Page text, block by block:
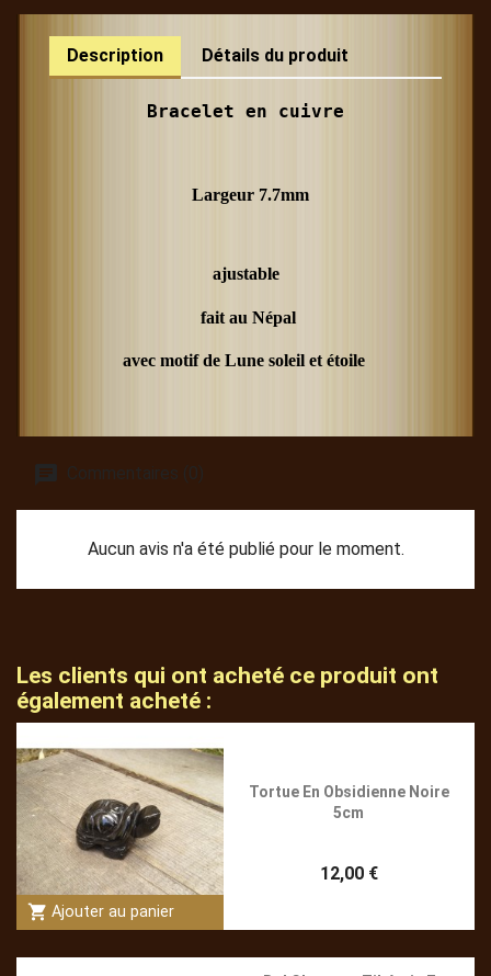
Description Détails du produit
Bracelet en cuivre
  Largeur 7.7mm
ajustable
fait au Népal
avec motif de Lune soleil et étoile
Commentaires (0)
Aucun avis n'a été publié pour le moment.
Les clients qui ont acheté ce produit ont
également acheté :
shopping_cart Ajouter au panier
Tortue En Obsidienne Noire
5cm
12,00 €